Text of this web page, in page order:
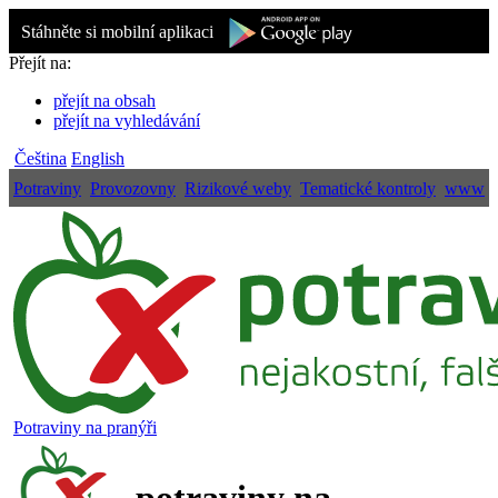
Stáhněte si mobilní aplikaci
Přejít na:
přejít na obsah
přejít na vyhledávání
Čeština English
Potraviny Provozovny Rizikové weby Tematické kontroly www
Potraviny na pranýři